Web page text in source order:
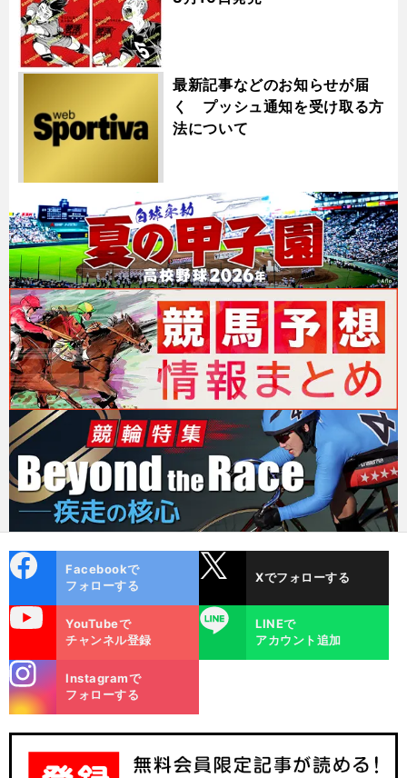
最新記事などのお知らせが届
く プッシュ通知を受け取る方
法について
ok
Facebookで
フォローする
Xでフォローする
YouTubeで
チャンネル登録
LINE
LINEで
アカウント追加
m
Instagramで
フォローする